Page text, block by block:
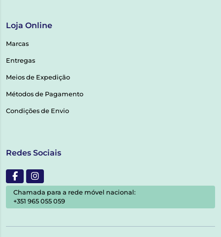
Loja Online
Marcas
Entregas
Meios de Expedição
Métodos de Pagamento
Condições de Envio
Redes Sociais
Chamada para a rede móvel nacional:
+351 965 055 059